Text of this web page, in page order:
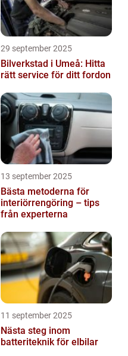
29 september 2025
Bilverkstad i Umeå: Hitta
rätt service för ditt fordon
13 september 2025
Bästa metoderna för
interiörrengöring – tips
från experterna
11 september 2025
Nästa steg inom
batteriteknik för elbilar